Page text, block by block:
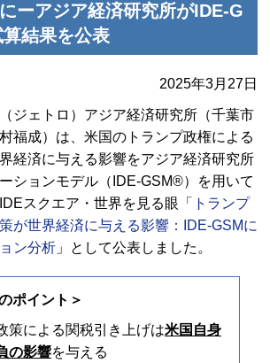
ーアジア経済研究所がIDE-G
結果を公表
2025年3月27日
ジェトロ）アジア経済研究所（千葉市
福成）は、米国のトランプ政権による
経済に与える影響をアジア経済研究所
ションモデル（ IDE-GSM®）を用いて
IDEスクエア・世界を見る眼「
トランプ
が世界経済に与える影響：
IDE-GSMに
ン分析 」として公表しました。
ポイント＞
策による関税引き上げは米国自身
の影響を与える